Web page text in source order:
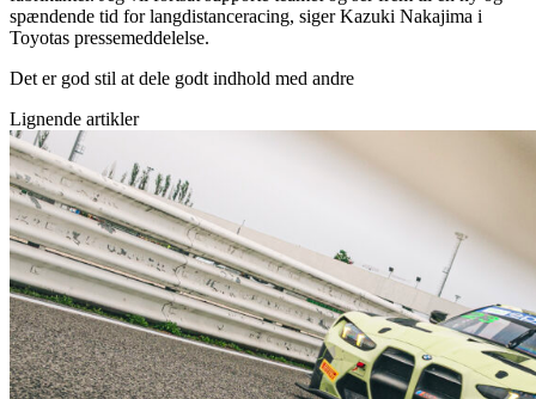
spændende tid for langdistanceracing, siger Kazuki Nakajima i
Toyotas pressemeddelelse.
Det er god stil at dele godt indhold med andre
Lignende artikler